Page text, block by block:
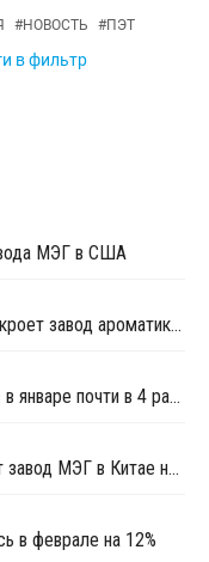
#НОВОСТЬ #ПЭТ
в фильтр
МЭГ в США
Sinopec Sichuan Petroleum 5 апреля закроет завод ароматики в Китае на плановый ремонт
Экспорт параксилола из Европы вырос в январе почти в 4 раза - Евростат
Sinopec SABIC Tianjin 5 апреля закроет завод МЭГ в Китае на плановую профилактику
в феврале на 12%